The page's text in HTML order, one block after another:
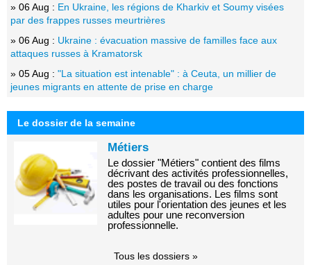
» 06 Aug : En Ukraine, les régions de Kharkiv et Soumy visées
par des frappes russes meurtrières
» 06 Aug : Ukraine : évacuation massive de familles face aux
attaques russes à Kramatorsk
» 05 Aug : "La situation est intenable" : à Ceuta, un millier de
jeunes migrants en attente de prise en charge
Le dossier de la semaine
Métiers
Le dossier "Métiers" contient des films
décrivant des activités professionnelles,
des postes de travail ou des fonctions
dans les organisations. Les films sont
utiles pour l'orientation des jeunes et les
adultes pour une reconversion
professionnelle.
Tous les dossiers »